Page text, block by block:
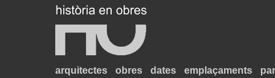
arquitectes obres dates emplaçaments